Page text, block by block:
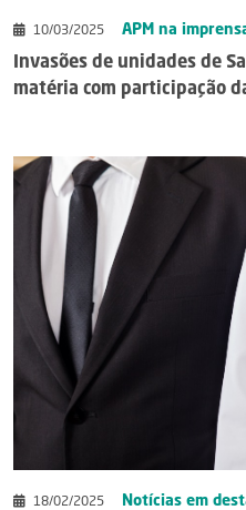
10/03/2025 APM na
Invasões de unidades de
matéria com participação
18/02/2025 Notícias em